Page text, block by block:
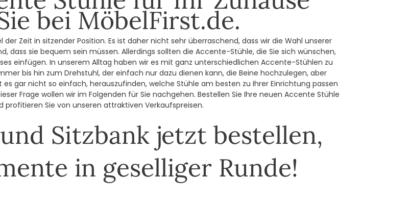
bei MöbelFirst.de.
Zeit in sitzender Position. Es ist daher nicht sehr überraschend, dass wir die Wahl unserer
dass sie bequem sein müssen. Allerdings sollten die Accente-Stühle, die Sie sich wünschen,
einfügen. In unserem Alltag haben wir es mit ganz unterschiedlichen Accente-Stühlen zu
bis hin zum Drehstuhl, der einfach nur dazu dienen kann, die Beine hochzulegen, aber
gar nicht so einfach, herauszufinden, welche Stühle am besten zu Ihrer Einrichtung passen
Frage wollen wir im Folgenden für Sie nachgehen. Bestellen Sie Ihre neuen Accente Stühle
profitieren Sie von unseren attraktiven Verkaufspreisen.
Sitzbank jetzt bestellen,
in geselliger Runde!